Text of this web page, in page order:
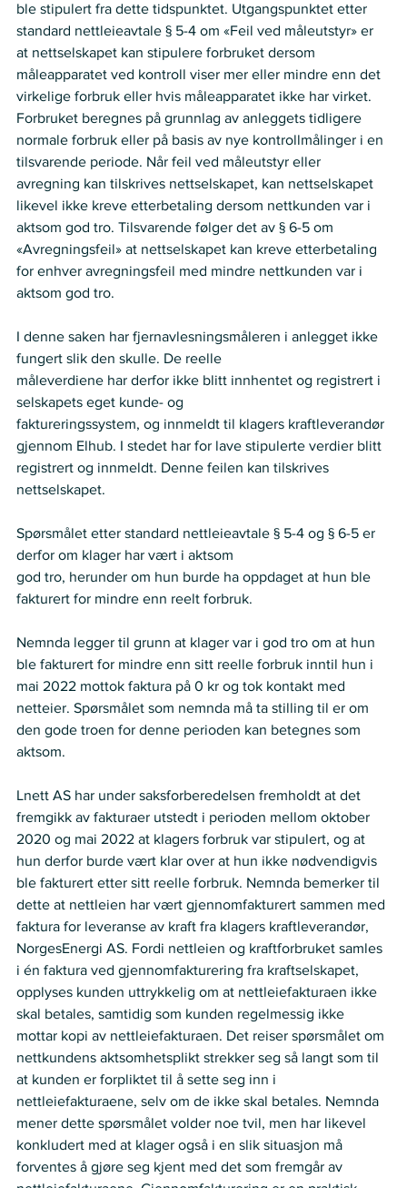
ble stipulert fra dette tidspunktet. Utgangspunktet etter
standard nettleieavtale § 5-4 om «Feil ved måleutstyr» er
at nettselskapet kan stipulere forbruket dersom
måleapparatet ved kontroll viser mer eller mindre enn det
virkelige forbruk eller hvis måleapparatet ikke har virket.
Forbruket beregnes på grunnlag av anleggets tidligere
normale forbruk eller på basis av nye kontrollmålinger i en
tilsvarende periode. Når feil ved måleutstyr eller
avregning kan tilskrives nettselskapet, kan nettselskapet
likevel ikke kreve etterbetaling dersom nettkunden var i
aktsom god tro. Tilsvarende følger det av § 6-5 om
«Avregningsfeil» at nettselskapet kan kreve etterbetaling
for enhver avregningsfeil med mindre nettkunden var i
aktsom god tro.
I denne saken har fjernavlesningsmåleren i anlegget ikke
fungert slik den skulle. De reelle
måleverdiene har derfor ikke blitt innhentet og registrert i
selskapets eget kunde- og
faktureringssystem, og innmeldt til klagers kraftleverandør
gjennom Elhub. I stedet har for lave stipulerte verdier blitt
registrert og innmeldt. Denne feilen kan tilskrives
nettselskapet.
Spørsmålet etter standard nettleieavtale § 5-4 og § 6-5 er
derfor om klager har vært i aktsom
god tro, herunder om hun burde ha oppdaget at hun ble
fakturert for mindre enn reelt forbruk.
Nemnda legger til grunn at klager var i god tro om at hun
ble fakturert for mindre enn sitt reelle forbruk inntil hun i
mai 2022 mottok faktura på 0 kr og tok kontakt med
netteier. Spørsmålet som nemnda må ta stilling til er om
den gode troen for denne perioden kan betegnes som
aktsom.
Lnett AS har under saksforberedelsen fremholdt at det
fremgikk av fakturaer utstedt i perioden mellom oktober
2020 og mai 2022 at klagers forbruk var stipulert, og at
hun derfor burde vært klar over at hun ikke nødvendigvis
ble fakturert etter sitt reelle forbruk. Nemnda bemerker til
dette at nettleien har vært gjennomfakturert sammen med
faktura for leveranse av kraft fra klagers kraftleverandør,
NorgesEnergi AS. Fordi nettleien og kraftforbruket samles
i én faktura ved gjennomfakturering fra kraftselskapet,
opplyses kunden uttrykkelig om at nettleiefakturaen ikke
skal betales, samtidig som kunden regelmessig ikke
mottar kopi av nettleiefakturaen. Det reiser spørsmålet om
nettkundens aktsomhetsplikt strekker seg så langt som til
at kunden er forpliktet til å sette seg inn i
nettleiefakturaene, selv om de ikke skal betales. Nemnda
mener dette spørsmålet volder noe tvil, men har likevel
konkludert med at klager også i en slik situasjon må
forventes å gjøre seg kjent med det som fremgår av